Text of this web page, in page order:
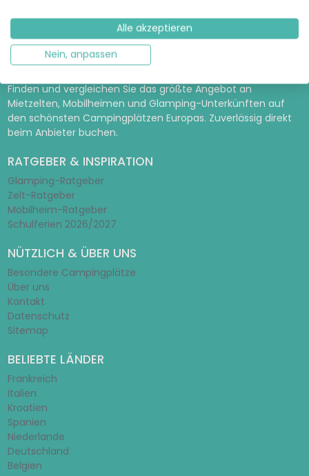
MIETCARAVAN.COM
Finden und vergleichen Sie das größte Angebot an
Mietzelten, Mobilheimen und Glamping-Unterkünften auf
den schönsten Campingplätzen Europas. Zuverlässig direkt
beim Anbieter buchen.
RATGEBER & INSPIRATION
Glamping-Ratgeber
Zelt-Ratgeber
Mobilheim-Ratgeber
Schulferien 2026/2027
NÜTZLICH & ÜBER UNS
Besondere Campingplätze
Über uns
Kontakt
Datenschutz
Sitemap
BELIEBTE LÄNDER
Frankreich
Italien
Kroatien
Spanien
Niederlande
Deutschland
Belgien
Alle akzeptieren
Nein, anpassen